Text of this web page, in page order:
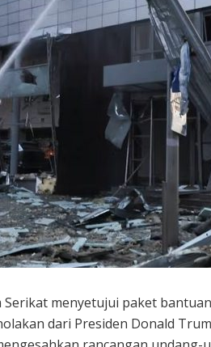
Serikat menyetujui paket
dari Presiden Donald